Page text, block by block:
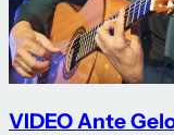
VIDEO Ante